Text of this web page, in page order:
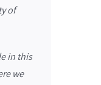
of
in this
we